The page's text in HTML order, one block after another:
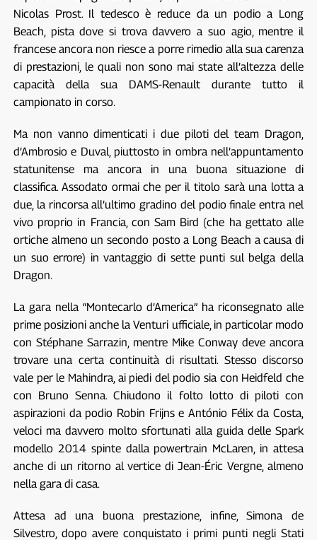
Nicolas Prost. Il tedesco è reduce da un podio a Long
Beach, pista dove si trova davvero a suo agio, mentre il
francese ancora non riesce a porre rimedio alla sua carenza
di prestazioni, le quali non sono mai state all’altezza delle
capacità della sua DAMS-Renault durante tutto il
campionato in corso.
Ma non vanno dimenticati i due piloti del team Dragon,
d’Ambrosio e Duval, piuttosto in ombra nell’appuntamento
statunitense ma ancora in una buona situazione di
classifica. Assodato ormai che per il titolo sarà una lotta a
due, la rincorsa all’ultimo gradino del podio finale entra nel
vivo proprio in Francia, con Sam Bird (che ha gettato alle
ortiche almeno un secondo posto a Long Beach a causa di
un suo errore) in vantaggio di sette punti sul belga della
Dragon.
La gara nella “Montecarlo d’America” ha riconsegnato alle
prime posizioni anche la Venturi ufficiale, in particolar modo
con Stéphane Sarrazin, mentre Mike Conway deve ancora
trovare una certa continuità di risultati. Stesso discorso
vale per le Mahindra, ai piedi del podio sia con Heidfeld che
con Bruno Senna. Chiudono il folto lotto di piloti con
aspirazioni da podio Robin Frijns e António Félix da Costa,
veloci ma davvero molto sfortunati alla guida delle Spark
modello 2014 spinte dalla powertrain McLaren, in attesa
anche di un ritorno al vertice di Jean-Éric Vergne, almeno
nella gara di casa.
Attesa ad una buona prestazione, infine, Simona de
Silvestro, dopo avere conquistato i primi punti negli Stati